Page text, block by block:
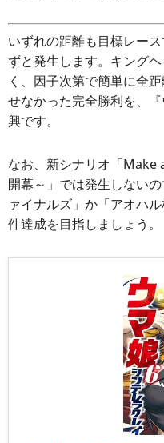
いずれの距離も目標レー
ずと発生します。キング
く、因子次第で簡単に全
せなかった完全勝利を、
興です。
なお、新シナリオ「Make
開幕～」では発生しない
ァイナルズ」か「アオハ
件達成を目指しましょう。